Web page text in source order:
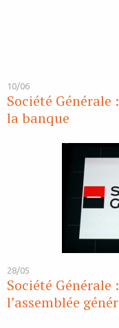
10/06
Société
la banque
28/05
Société
l’assemblée